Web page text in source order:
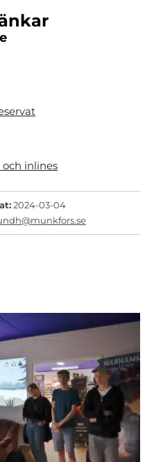
och inlines
2024-03-04
mail